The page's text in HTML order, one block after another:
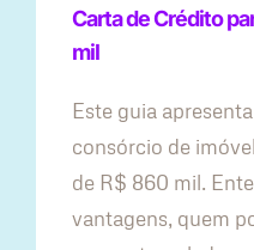
Carta de Crédito
mil
Este guia
consórcio de
de R$ 860 mil.
vantagens, quem